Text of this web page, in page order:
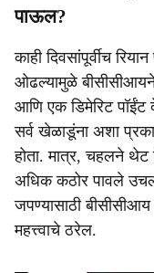
पाऊल?
काही दिवसांपूर्वीच
ओढल्यामुळे
आणि एक डिमेरिट पॉईंट
सर्व खेळाडूंना अशा
होता. मात्र, चहलने थेट
अधिक कठोर पावले
जपण्यासाठी
महत्त्वाचे ठरेल.